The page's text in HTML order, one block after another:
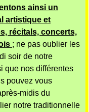
ainsi un
artistique et
récitals, concerts,
; ne pas oublier les
soir de notre
que nos différentes
pouvez vous
midis du
notre traditionnelle